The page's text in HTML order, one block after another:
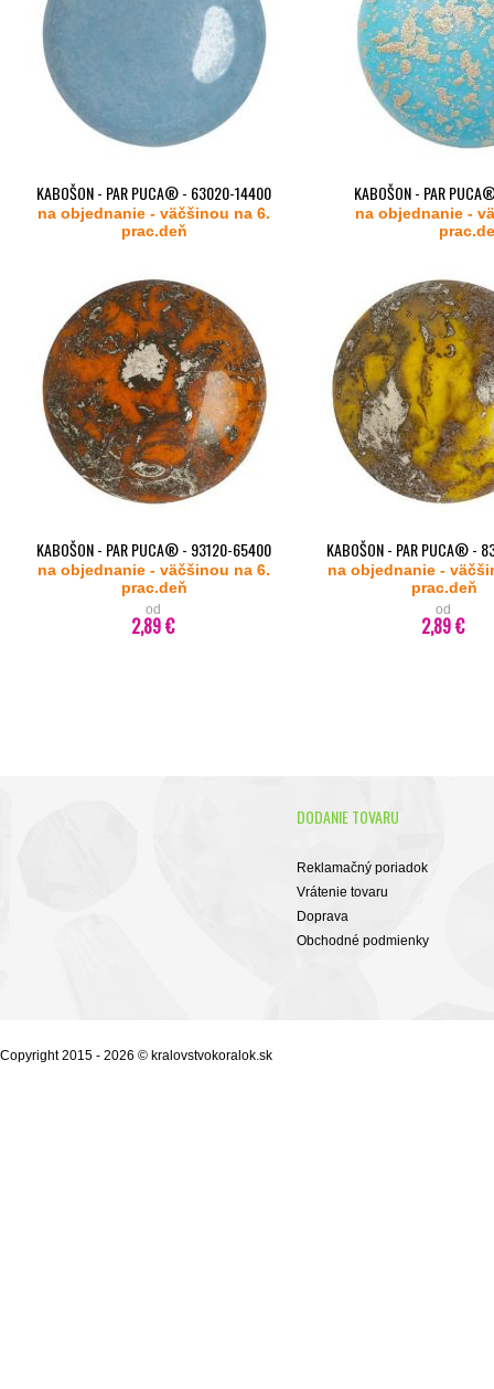
KABOŠON - PAR PUCA® - 63020-14400
(OPAQUE AQUA LUSTER)
na objednanie - väčšinou na 6.
prac.deň
KABOŠON - PAR
(OPAQUE
na objednanie -
KABOŠON - PAR PUCA® - 93120-65400
(OPAQUE HYACINTH NEW PICASSO)
na objednanie - väčšinou na 6.
prac.deň
od
2,89 €
KABOŠON - PAR PUCA® -
(OPAQUE JONQUIL NEW
na objednanie -
prac.deň
od
2,89 €
DODANIE TOVARU
Reklamačný poriadok
Vrátenie tovaru
Doprava
Obchodné podmienky
Copyright 2015 - 2026 © kralovstvokoralok.sk